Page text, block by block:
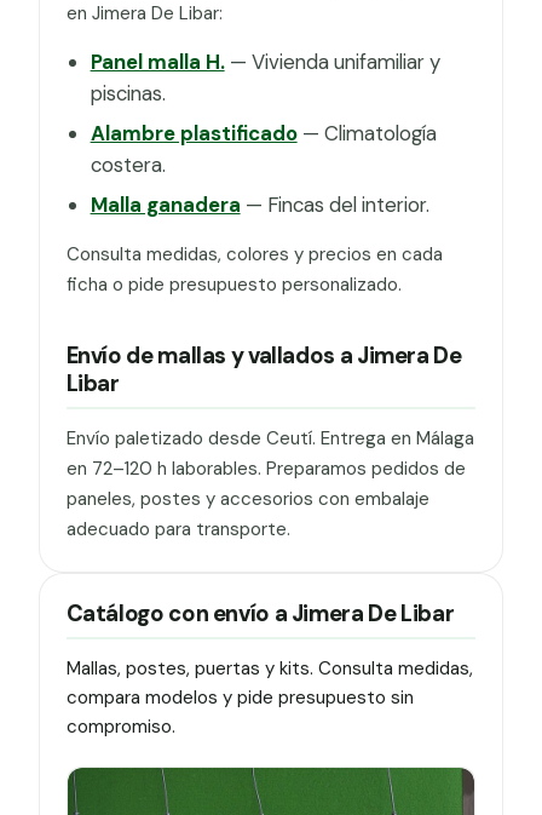
en Jimera De Libar:
Panel malla H.— Vivienda unifamiliar y
piscinas.
Alambre plastificado— Climatología
costera.
Malla ganadera — Fincas del interior.
Consulta medidas, colores y precios en cada
ficha o pide presupuesto personalizado.
Envío de mallas y vallados a Jimera De
Libar
Envío paletizado desde Ceutí. Entrega en Málaga
en 72–120 h laborables. Preparamos pedidos de
paneles, postes y accesorios con embalaje
adecuado para transporte.
Catálogo con envío a Jimera De Libar
Mallas, postes, puertas y kits. Consulta medidas,
compara modelos y pide presupuesto sin
compromiso.